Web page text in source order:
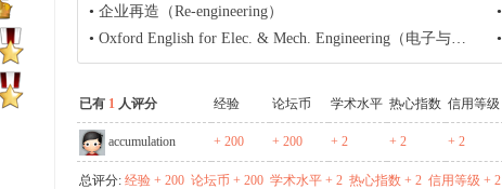
点
时
• 企业再造（Re-engineering） •
• Oxford English for Elec. & Mech. Engineering（电子与机械牛津英语图解词 •
已有 1 人评分 经验 论坛币 学术水平 热心指数 信用等级
accumulation + 200 + 200 + 2 + 2 + 2
总评分: 经验 + 200 论坛币 + 200 学术水平 + 2 热心指数 + 2 信用等级 + 2